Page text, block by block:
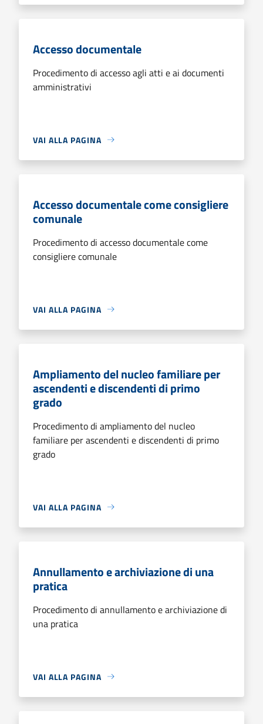
Accesso documentale
Procedimento di accesso agli atti e ai documenti
amministrativi
VAI ALLA PAGINA
Accesso documentale come consigliere
comunale
Procedimento di accesso documentale come
consigliere comunale
VAI ALLA PAGINA
Ampliamento del nucleo familiare per
ascendenti e discendenti di primo
grado
Procedimento di ampliamento del nucleo
familiare per ascendenti e discendenti di primo
grado
VAI ALLA PAGINA
Annullamento e archiviazione di una
pratica
Procedimento di annullamento e archiviazione di
una pratica
VAI ALLA PAGINA